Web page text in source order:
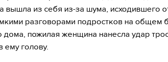
вышла из себя из-за шума, исходившего
разговорами подростков на общем
дома, пожилая женщина нанесла удар
ему голову.